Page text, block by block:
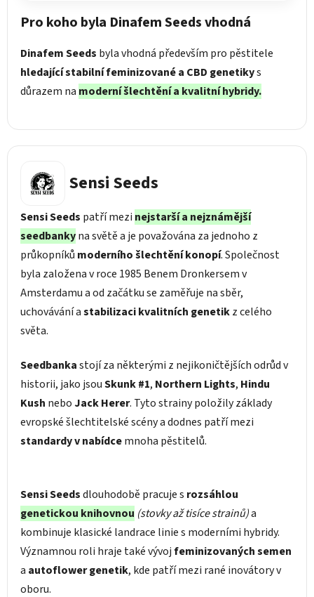
Pro koho byla Dinafem Seeds vhodná
Dinafem Seeds byla vhodná především pro pěstitele
hledající stabilní feminizované a CBD genetikys
důrazem na moderní šlechtění a kvalitní hybridy.
Sensi Seeds
Sensi Seeds patří mezi nejstarší a nejznámější
seedbankyna světě a je považována za jednoho z
průkopníků moderního šlechtění konopí. Společnost
byla založena v roce 1985 Benem Dronkersem v
Amsterdamu a od začátku se zaměřuje na sběr,
uchovávání astabilizaci kvalitních genetikz celého
světa.
Seedbankastojí za některými z nejikoničtějších odrůd v
historii, jako jsouSkunk #1, Northern Lights, Hindu
Kush nebo Jack Herer. Tyto strainy položily základy
evropské šlechtitelské scény a dodnes patří mezi
standardy v nabídcemnoha pěstitelů.
Sensi Seedsdlouhodobě pracuje s rozsáhlou
genetickou knihovnou (stovky až tisíce strainů)a
kombinuje klasické landrace linie s moderními hybridy.
Významnou roli hraje také vývojfeminizovaných semen
a autoflower genetik, kde patří mezi rané inovátory v
oboru.